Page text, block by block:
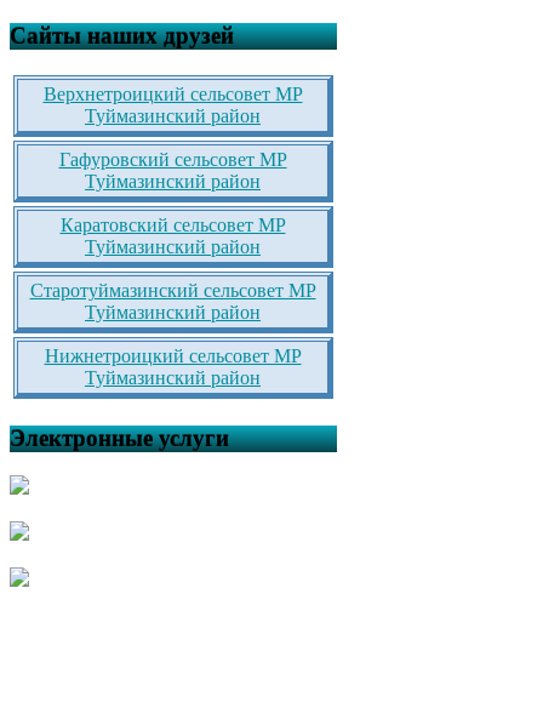
Сайты наших друзей
Верхнетроицкий сельсовет МР
Туймазинский район
Гафуровский сельсовет МР
Туймазинский район
Каратовский сельсовет МР
Туймазинский район
Старотуймазинский сельсовет МР
Туймазинский район
Нижнетроицкий сельсовет МР
Туймазинский район
Электронные услуги